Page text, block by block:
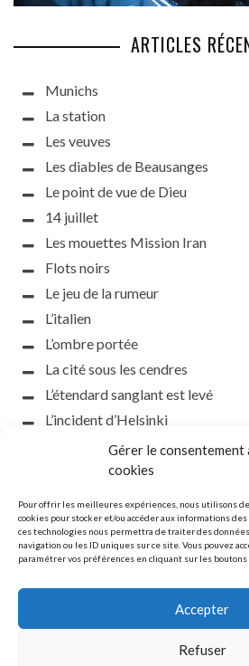
Gérer le consentement
cookies
Pour offrir les meilleures expériences, nous utilisons
cookies pour stocker et/ou accéder aux informations
ces technologies nous permettra de traiter des
navigation ou les ID uniques sur ce site. Vous pouvez
paramétrer vos préférences en cliquant sur les boutons
Accepter
Refuser
ARTICLES
Munichs
La station
Les veuves
Les diables de Beausanges
Le point de vue de Dieu
14 juillet
Les mouettes Mission Iran
Flots noirs
Le jeu de la rumeur
L’italien
L’ombre portée
La cité sous les cendres
L’étendard sanglant est levé
L’incident d’Helsinki
la petite fasciste
Toutes les nuances de la nuit
Que s’obscurcissent le soleil et
Le silence